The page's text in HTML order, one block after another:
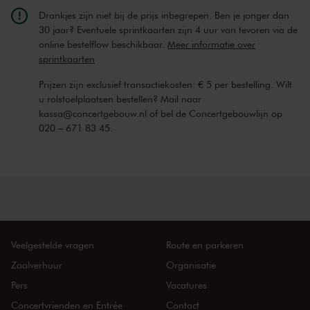
Basement Sessions
Nieuw in onze Koorzaal: de Basement Sessions! Jonge,
hemelbestormende artiesten geven elke maand een optreden in
jazz tot singer-songwriter, van soul tot (neo)klassiek. Bij elk concert
is er ruimte voor verrassing en eigenzinnigheid.
Dit concert wordt mede mogelijk gemaakt door Ambitus, een label
Drankjes zijn niet bij de prijs inbegrepen. Ben je jonger dan
30 jaar? Eventuele sprintkaarten zijn 4 uur van tevoren via de
online bestelflow beschikbaar. Meer informatie over
sprintkaarten
Prijzen zijn exclusief transactiekosten: € 5 per bestelling. Wilt
u rolstoelplaatsen bestellen? Mail naar
kassa@concertgebouw.nl of bel de Concertgebouwlijn op
020 – 671 83 45.
Veelgestelde vragen
Zaalverhuur
Pers
Concertvrienden en Entrée
Route en parkeren
Organisatie
Vacatures
Contact